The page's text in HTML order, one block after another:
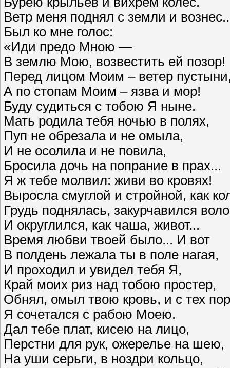
Ветр меня поднял с земли и
Был ко мне голос:
«Иди предо Мною —
В землю Мою, возвестить ей позор!
Перед лицом Моим – ветер
А по стопам Моим – язва и мор!
Буду судиться с тобою Я ныне.
Мать родила тебя ночью в полях,
Пуп не обрезала и не омыла,
И не осолила и не повила,
Бросила дочь на попрание в прах...
Я ж тебе молвил: живи во кровях!
Выросла смуглой и стройной, как
Грудь поднялась, закурчавился
И округлился, как чаша, живот...
Время любви твоей было... И вот
В полдень лежала ты в поле нагая,
И проходил и увидел тебя Я,
Край моих риз над тобою простер,
Обнял, омыл твою кровь, и с тех пор
Я сочетался с рабою Моею.
Дал тебе плат, кисею на лицо,
Перстни для рук, ожерелье на шею,
На уши серьги, в ноздри кольцо,